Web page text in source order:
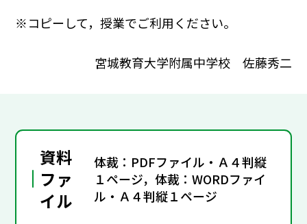
※コピーして，授業でご利用ください。
宮城教育大学附属中学校 佐藤秀二
資料
ファ
イル
体裁：PDFファイル・Ａ４判縦
１ページ，体裁：WORDファイ
ル・Ａ４判縦１ページ